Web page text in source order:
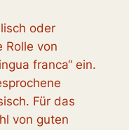
oder
Rolle von
franca“ ein.
Für das
von guten